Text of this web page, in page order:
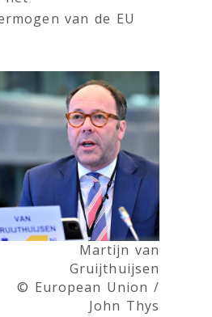
van de EU
Martijn van
Gruijthuijsen
© European Union /
John Thys